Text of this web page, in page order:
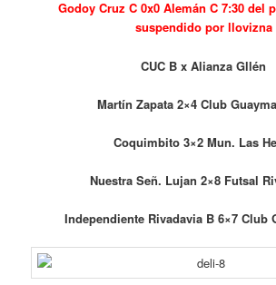
Godoy Cruz C 0x0 Alemán C 7:30 del
suspendido por llovizna
CUC B x Alianza Gllén
Martín Zapata 2×4 Club
Coquimbito 3×2 Mun. Las
Nuestra Señ. Lujan 2×8 Futsal
Independiente Rivadavia B 6×7 Club